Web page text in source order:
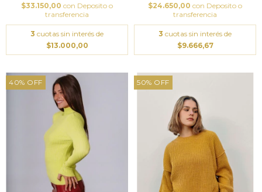
$33.150,00 con Deposito o
transferencia
3 cuotas sin interés de
$13.000,00
$24.650,00 con Deposito o
transferencia
3 cuotas sin interés de
$9.666,67
40% OFF 50% OFF